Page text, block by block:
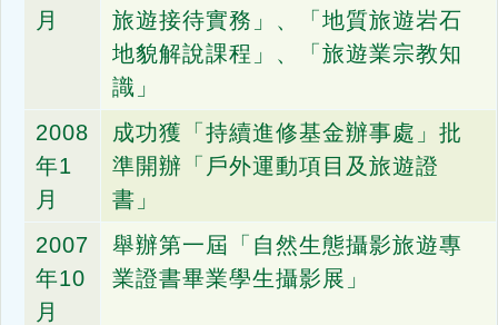
月
旅遊接待實務」、「地質旅遊岩石
地貌解說課程」、「旅遊業宗教知
識」
2008
年1
月
成功獲「持續進修基金辦事處」批
準開辦「戶外運動項目及旅遊證
書」
2007
年10
月
舉辦第一屆「自然生態攝影旅遊專
業證書畢業學生攝影展」